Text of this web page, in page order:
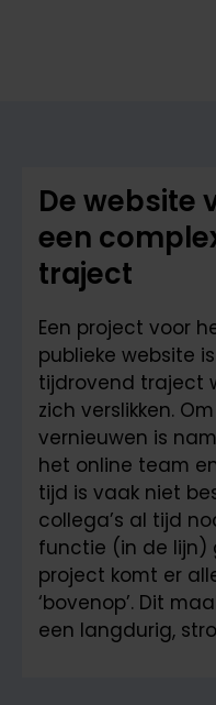
De website
een
traject
Een project voor
publieke website
tijdrovend traject
zich verslikken.
vernieuwen is
het online team
tijd is vaak niet
collega’s al tijd
functie (in de lijn)
project komt er
‘bovenop’. Dit
een langdurig,